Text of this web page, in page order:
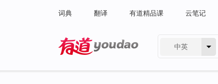
词典 翻译 有道精品课 云笔记
中英